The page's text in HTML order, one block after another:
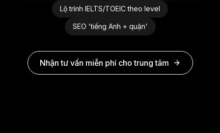
Lộ trình IELTS/TOEIC theo level
SEO 'tiếng Anh + quận'
Nhận tư vấn miễn phí cho trung tâm